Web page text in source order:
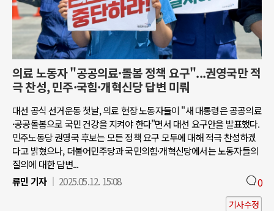
의료 노동자 "공공의료·돌봄 정책 요구"...권영국만 적
극 찬성, 민주·국힘·개혁신당 답변 미뤄
대선 공식 선거운동 첫날, 의료 현장 노동자들이 "새 대통령은 공공의료
·공공돌봄으로 국민 건강을 지켜야 한다"면서 대선 요구안을 발표했다.
민주노동당 권영국 후보는 모든 정책 요구 모두에 대해 적극 찬성하겠
다고 밝혔으나, 더불어민주당과 국민의힘·개혁신당에서는 노동자들의
질의에 대한 답변...
류민 기자
2025.05.12. 15:08 0
기사수정